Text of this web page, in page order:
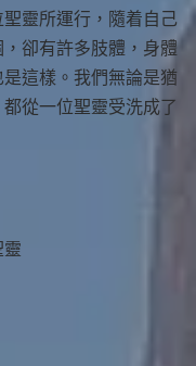
靈所運行，隨着自己
卻有許多肢體，身體
這樣。我們無論是猶
從一位聖靈受洗成了
靈